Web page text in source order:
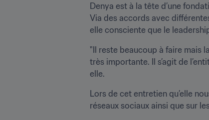
Denya est à la tête d’une
Via des accords avec
elle consciente que le
"Il reste beaucoup à faire mais
très importante. Il s’agit de
elle.
Lors de cet entretien qu’elle
réseaux sociaux ainsi que sur